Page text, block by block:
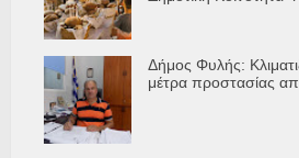
Δήμος Φυλής:
μέτρα προστασίας